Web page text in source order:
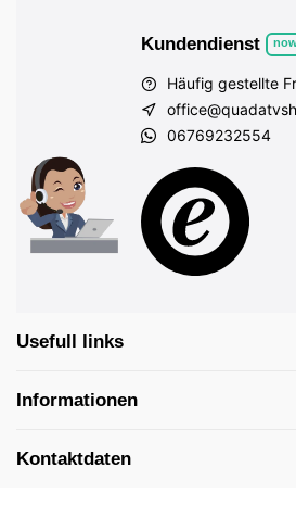
Kundendienst
Häufig gestellte
06769232554
Usefull links
Informationen
Kontaktdaten